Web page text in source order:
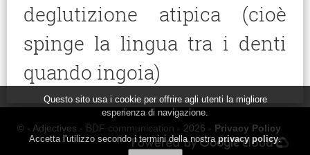
deglutizione atipica (cioè
spinge la lingua tra i denti
quando ingoia)
© - Adjectives - BDF communication - 2026 - Privacy Policy
Questo sito usa i cookie per offrire agli utenti la migliore
esperienza di navigazione.
Accetta l'utilizzo secondo i termini della nostra privacy policy.